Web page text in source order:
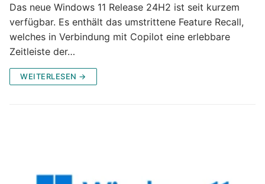
Das neue Windows 11 Release 24H2 ist seit kurzem
verfügbar. Es enthält das umstrittene Feature Recall,
welches in Verbindung mit Copilot eine erlebbare
Zeitleiste der…
WEITERLESEN →